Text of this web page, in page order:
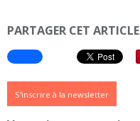
PARTAGER CET ARTICLE
S'inscrire à la newsletter